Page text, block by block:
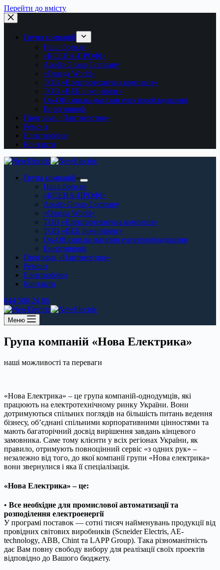
Перейти до вмісту
Група компаній
Наші бренди
«КСЕНА-ПРОФІ»
Apollo Group Company
«Omega World»
ТОВ «Електротехнічна компанія»
ТОВ «ВЕБ Інжинірінг»
On-Off.com.ua магазин електрообладнання
Енергопрофі
Програма «Партнерство»
Ремонт
Електроблюз
Контакти
Група компаній
Наші бренди
«КСЕНА-ПРОФІ»
Apollo Group Company
«Omega World»
ТОВ «Електротехнічна компанія»
ТОВ «ВЕБ Інжинірінг»
On-Off.com.ua магазин електрообладнання
Енергопрофі
Програма «Партнерство»
Ремонт
Електроблюз
Контакти
044 500 24 86
Меню
Група компаній «Нова Електрика»
наші можливості та переваги
«Нова Електрика» – це група компаній-однодумців, які
працюють на електротехнічному ринку України. Вони
дотримуються спільних поглядів на більшість питань ведення
бізнесу, об’єднані спільними корпоративними цінностями та
мають багаторічний досвід вирішення завдань кінцевого
замовника. Саме тому клієнти у всіх регіонах України, як
правило, отримують повноцінний сервіс «з одних рук» –
незалежно від того, до якої компанії групи «Нова електрика»
вони звернулися і яка її спеціалізація.
«Нова Електрика» – це:
• Все необхідне для промислової автоматизації та
розподілення електроенергії
У програмі поставок — сотні тисяч найменувань продукції від
провідних світових виробників (Scneider Electris, AE-
technology, ABB, Chint та LAPP Group). Така різноманітність
дає Вам повну свободу вибору для реалізації своїх проектів
відповідно до Вашого бюджету.